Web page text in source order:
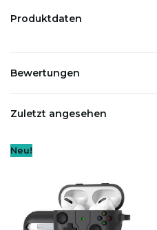
Produktdaten
Bewertungen
Zuletzt angesehen
Neu!